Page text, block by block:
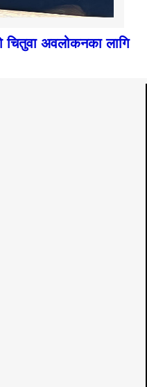
चितुवा अवलोकनका लागि